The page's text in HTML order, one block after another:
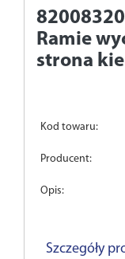
Ramie
strona
Kod towaru:
Producent:
Opis:
Szczegóły